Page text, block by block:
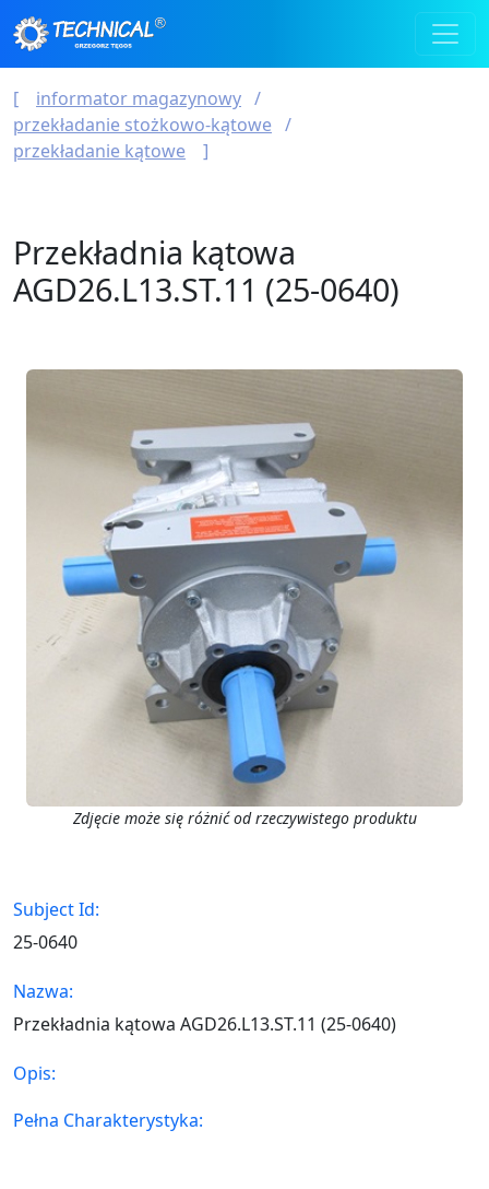
informator magazynowy
przekładanie stożkowo-kątowe
przekładanie kątowe
Przekładnia kątowa
AGD26.L13.ST.11 (25-0640)
Zdjęcie może się różnić od rzeczywistego produktu
Subject Id:
25-0640
Nazwa:
Przekładnia kątowa AGD26.L13.ST.11 (25-0640)
Opis:
Pełna Charakterystyka: